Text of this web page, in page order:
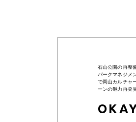
石山公園の再整
パークマネジメ
で岡山カルチャ
ーンの魅力再発